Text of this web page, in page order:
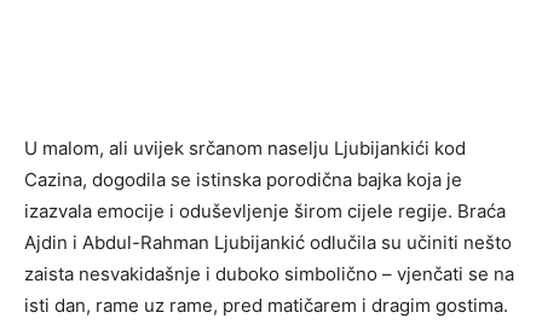
U malom, ali uvijek srčanom naselju Ljubijankići kod
Cazina, dogodila se istinska porodična bajka koja je
izazvala emocije i oduševljenje širom cijele regije. Braća
Ajdin i Abdul-Rahman Ljubijankić odlučila su učiniti nešto
zaista nesvakidašnje i duboko simbolično – vjenčati se na
isti dan, rame uz rame, pred matičarem i dragim gostima.